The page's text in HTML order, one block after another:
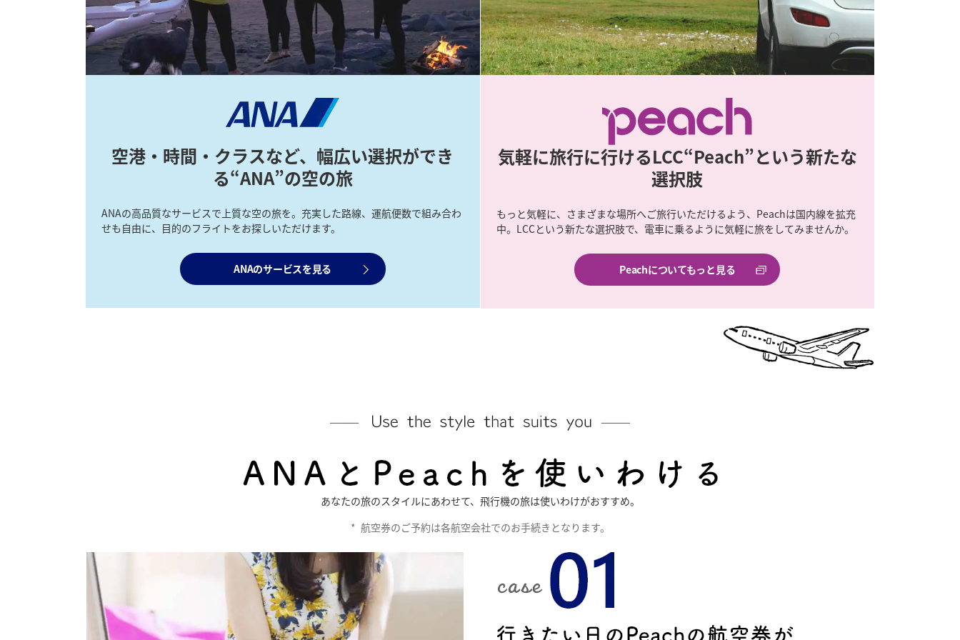
空港・時間・クラスなど、幅広い選択ができ
る“ANA”の空の旅
ANAの高品質なサービスで上質な空の旅を。充実した路線、運航便数で組み合わ
せも自由に、目的のフライトをお探しいただけます。
ANAのサービスを見る
気軽に旅行に行けるLCC“Peach”という新たな
選択肢
もっと気軽に、さまざまな場所へご旅行いただけるよう、Peachは国内線を拡充
中。LCCという新たな選択肢で、電車に乗るように気軽に旅をしてみませんか。
Peachについてもっと見る
あなたの旅のスタイルにあわせて、飛行機の旅は使いわけがおすすめ。
* 航空券のご予約は各航空会社でのお手続きとなります。